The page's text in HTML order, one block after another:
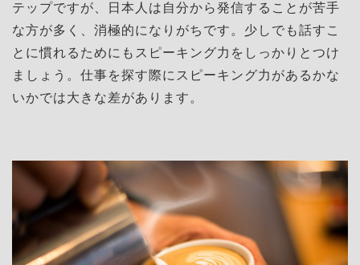
テップですが、日本人は自分から発信することが苦手
な方が多く、消極的になりがちです。少しでも話すこ
とに慣れるためにもスピーキング力をしっかりとつけ
ましょう。仕事を探す際にスピーキング力があるかな
いかでは大きな差があります。